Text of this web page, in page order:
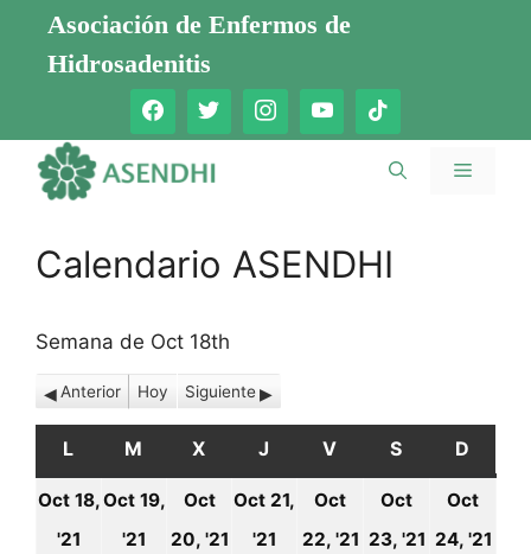
Saltar
contenido
Asociación de Enfermos de
Hidrosadenitis
Menú
Calendario ASENDHI
Semana de Oct 18th
Anterior Hoy Siguiente
L LUNES
M MARTES
X MIÉRCOLES
J JUEVES
V VIERNES
S SÁBADO
D
Oct 18,
'21
Oct 19,
'21
19
Oct
20, '21
20
Oct 21,
'21
21
Oct
22, '21 22
Oct
23, '21 23
Oct
24, '21